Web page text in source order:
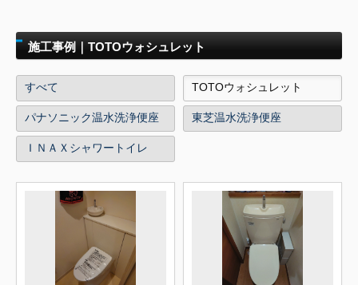
施工事例｜TOTOウォシュレット
すべて TOTOウォシュレット
パナソニック温水洗浄便座 東芝温水洗浄便座
ＩＮＡＸシャワートイレ